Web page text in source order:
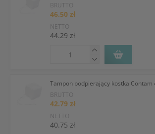
BRUTTO
46.50 zł
NETTO
44.29 zł
Tampon podpierający kostka Contam
BRUTTO
42.79 zł
NETTO
40.75 zł